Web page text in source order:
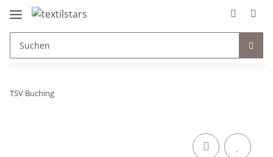
TSV Buching